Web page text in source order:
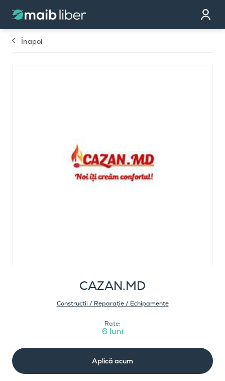
Contact
Devino partener
Înapoi
CAZAN.MD
Construcții / Reparație / Echipamente
Rate:
6 luni
Aplică acum